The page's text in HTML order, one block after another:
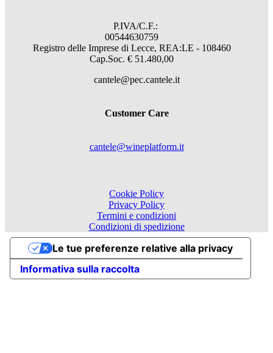
P.IVA/C.F.:
00544630759
Registro delle Imprese di Lecce, REA:LE - 108460
Cap.Soc. € 51.480,00
cantele@pec.cantele.it
Customer Care
cantele@wineplatform.it
Cookie Policy
Privacy Policy
Termini e condizioni
Condizioni di spedizione
Informativa sulla raccolta
Le tue preferenze relative alla privacy